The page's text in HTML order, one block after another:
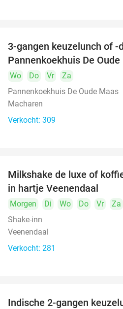
3-gangen keuzelunch of -
Pannenkoekhuis De
Wo Do Vr
Za
Pannenkoekhuis De Oude Maas
Macharen
Verkocht: 309
Milkshake de luxe of
in hartje Veenendaal
Morgen Di Wo Do Vr
Za
Shake-inn
Veenendaal
Verkocht: 281
Indische 2-gangen